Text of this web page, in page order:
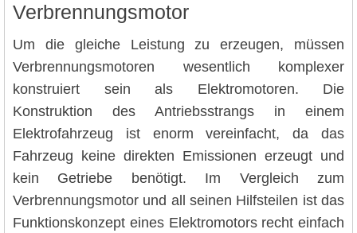
Verbrennungsmotor
Um die gleiche Leistung zu erzeugen, müssen
Verbrennungsmotoren wesentlich komplexer
konstruiert sein als Elektromotoren. Die
Konstruktion des Antriebsstrangs in einem
Elektrofahrzeug ist enorm vereinfacht, da das
Fahrzeug keine direkten Emissionen erzeugt und
kein Getriebe benötigt. Im Vergleich zum
Verbrennungsmotor und all seinen Hilfsteilen ist das
Funktionskonzept eines Elektromotors recht einfach